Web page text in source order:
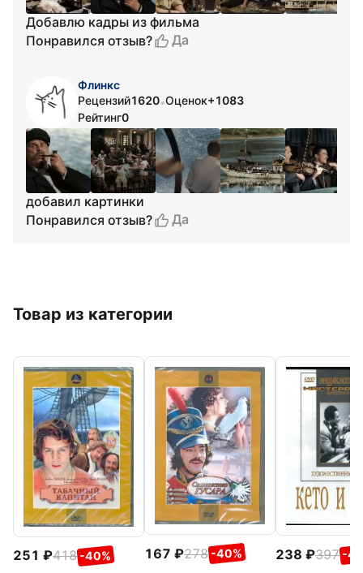
Добавлю кадры из фильма
Понравился отзыв?
Да
Флинкс
Рецензий1620•Оценок+1083
Рейтинг0
добавил картинки
Понравился отзыв?
Да
Товар из категории
251 418 -40% 167 278 -40% 238 397 -